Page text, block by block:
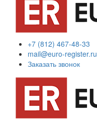
+7 (812) 467-48-33
mail@euro-register.ru
Заказать звонок